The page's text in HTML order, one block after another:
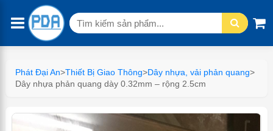
Tìm
Phát Đại An>Thiết Bị Giao Thông>Dây nhựa, vải phản quang>
Dây nhựa phản quang dày 0.32mm – rộng 2.5cm